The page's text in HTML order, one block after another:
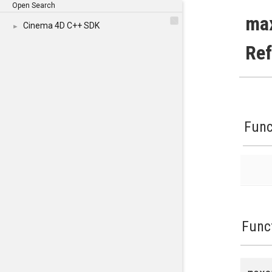
Open Search
► Cinema 4D C++ SDK